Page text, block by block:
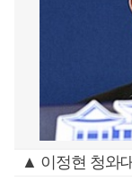
▲ 이정현 청와